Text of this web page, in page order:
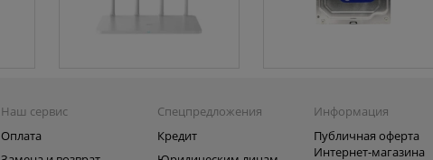
Наш сервис
Оплата
Спецпредложения
Кредит
Информация
Публичная оферта
Интернет-магазина